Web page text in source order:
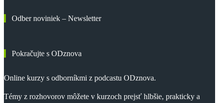
Odber noviniek – Newsletter
Pokračujte s ODznova
Online kurzy s odborníkmi z podcastu ODznova.
Témy z rozhovorov môžete v kurzoch prejsť hlbšie, prakticky a